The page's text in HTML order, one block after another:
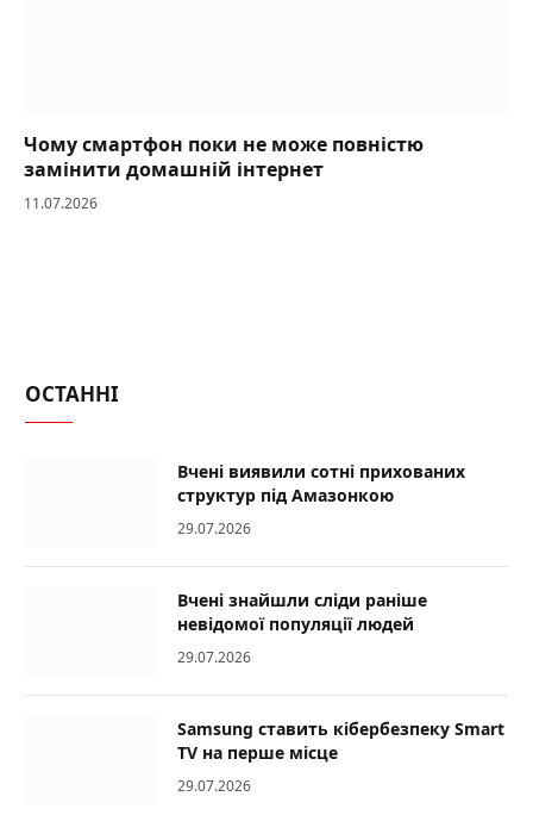
Чому смартфон поки не може повністю
замінити домашній інтернет
11.07.2026
ОСТАННІ
Вчені виявили сотні прихованих
структур під Амазонкою
29.07.2026
Вчені знайшли сліди раніше
невідомої популяції людей
29.07.2026
Samsung ставить кібербезпеку Smart
TV на перше місце
29.07.2026